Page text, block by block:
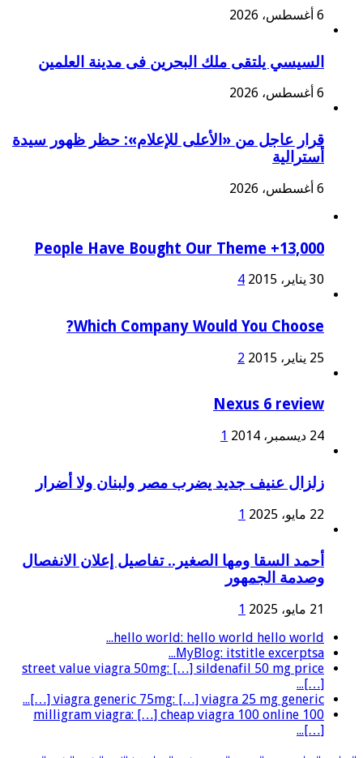
6 أغسطس، 2026
السيسي يلتقى ملك البحرين فى مدينة العلمين
6 أغسطس، 2026
قرار عاجل من «الأعلى للإعلام»: حظر ظهور سيدة
أسترالية
6 أغسطس، 2026
13,000+ People Have Bought Our Theme
30 يناير، 2015 4
Which Company Would You Choose?
25 يناير، 2015 2
Nexus 6 review
24 ديسمبر، 2014 1
زلزال عنيف جديد يضرب مصر ولبنان ولا أضرار
22 مايو، 2025 1
أحمد السقا ومها الصغير.. تفاصيل إعلان الانفصال
وصدمة الجمهور
21 مايو، 2025
1
hello world: hello world hello world...
MyBlog: itstitle excerptsa...
street value viagra 50mg: […] sildenafil 50 mg price
[…]...
viagra generic 75mg: […] viagra 25 mg generic […]...
100 milligram viagra: […] cheap viagra 100 online
[…]...